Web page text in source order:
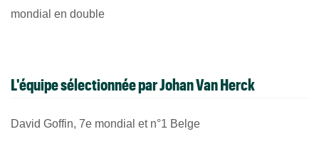
mondial en double
L'équipe sélectionnée par Johan Van Herck
David Goffin, 7e mondial et n°1 Belge